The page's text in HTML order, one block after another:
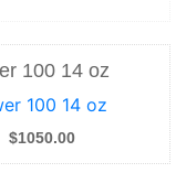
100 14 oz
$1050.00